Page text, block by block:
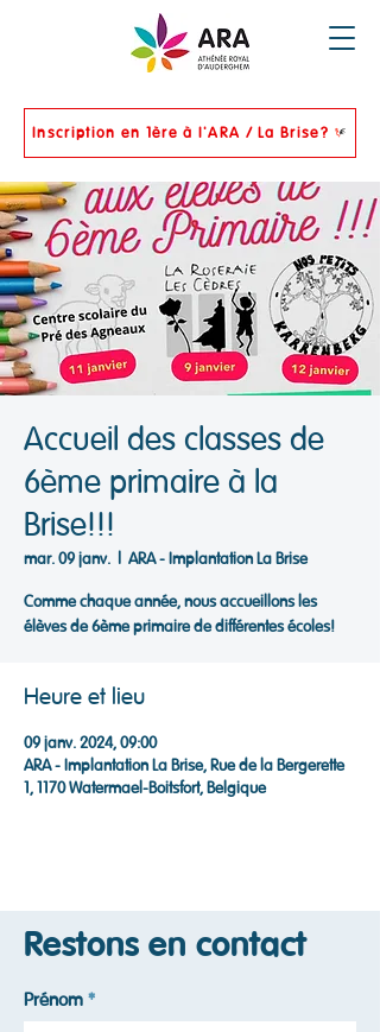
Inscription en 1ère à l'ARA / La Brise?
Accueil des classes de
6ème primaire à la
Brise!!!
mar. 09 janv.
  |
ARA - Implantation La Brise
Comme chaque année, nous accueillons les
élèves de 6ème primaire de différentes écoles!
Heure et lieu
09 janv. 2024, 09:00
ARA - Implantation La Brise, Rue de la Bergerette
1, 1170 Watermael-Boitsfort, Belgique
Restons en contact
Prénom